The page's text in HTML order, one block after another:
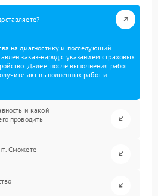
на диагностику и последующий
заказ-наряд с указанием страховых
Далее, после выполнения работ
акт выполненных работ и
и какой
проводить
Сможете